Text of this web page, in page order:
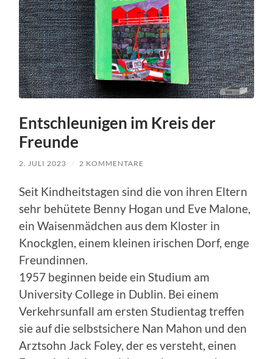
Entschleunigen im Kreis der
Freunde
2. JULI 2023 / 2 KOMMENTARE
Seit Kindheitstagen sind die von ihren Eltern
sehr behütete Benny Hogan und Eve Malone,
ein Waisenmädchen aus dem Kloster in
Knockglen, einem kleinen irischen Dorf, enge
Freundinnen.
1957 beginnen beide ein Studium am
University College in Dublin. Bei einem
Verkehrsunfall am ersten Studientag treffen
sie auf die selbstsichere Nan Mahon und den
Arztsohn Jack Foley, der es versteht, einen